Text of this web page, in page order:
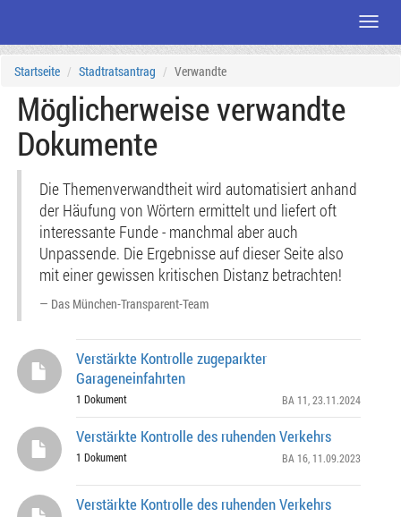
Seiteninhalt
Startseite Stadtratsantrag Verwandte
Möglicherweise verwandte
Dokumente
Die Themenverwandtheit wird automatisiert anhand
der Häufung von Wörtern ermittelt und liefert oft
interessante Funde - manchmal aber auch
Unpassende. Die Ergebnisse auf dieser Seite also
mit einer gewissen kritischen Distanz betrachten!
Das München-Transparent-Team
Verstärkte Kontrolle zugeparkter
Garageneinfahrten
1 Dokument BA 11 , 23.11.2024
Verstärkte Kontrolle des ruhenden Verkehrs
1 Dokument BA 16 , 11.09.2023
Verstärkte Kontrolle des ruhenden Verkehrs